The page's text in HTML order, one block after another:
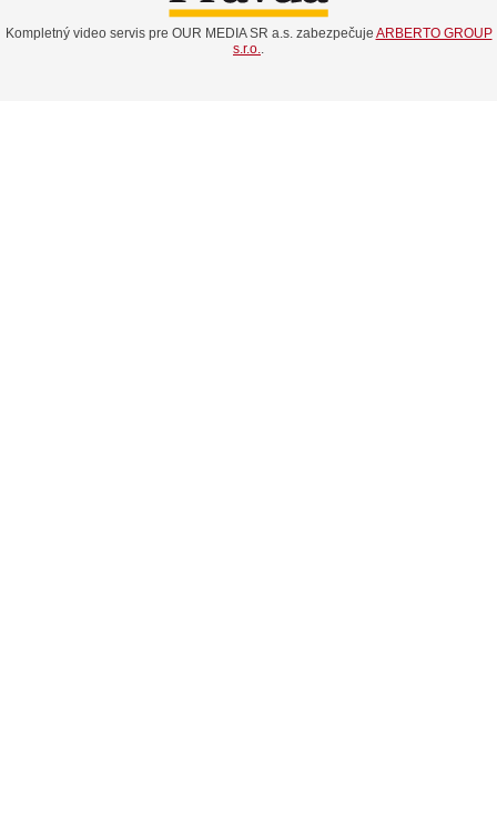
Kompletný video servis pre OUR MEDIA SR a.s. zabezpečuje ARBERTO GROUP
s.r.o..